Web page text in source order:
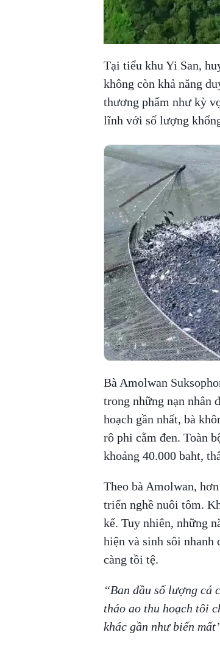
Tại tiểu khu Yi San,
không còn khả năng
thương phẩm như kỳ
lĩnh với số lượng
Bà Amolwan
trong những nạn nhân
hoạch gần nhất, bà
rô phi cằm đen. Toàn
khoảng 40.000 baht,
Theo bà Amolwan,
triển nghề nuôi tôm.
kể. Tuy nhiên, những
hiện và sinh sôi nhanh
càng tồi tệ.
“Ban đầu số lượng cá
tháo ao thu hoạch tôi
khác gần như biến